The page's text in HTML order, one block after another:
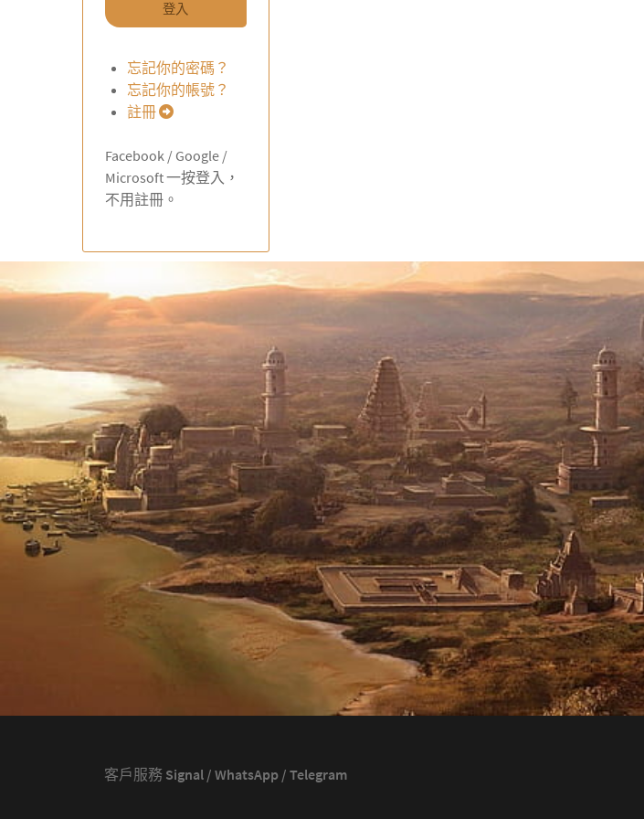
登入
忘記你的密碼？
忘記你的帳號？
註冊
Facebook / Google /
Microsoft 一按登入，
不用註冊。
客戶服務 Signal / WhatsApp / Telegram